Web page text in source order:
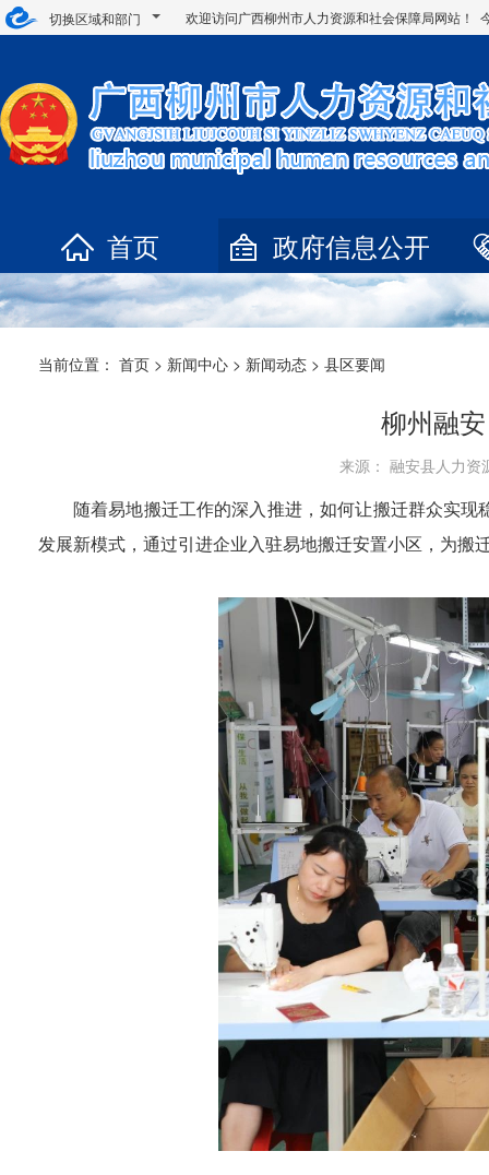
切换区域和部门 欢迎访问广西柳州市人力资源和社会保障局网站！
首页 政府信息公开
当前位置： 首页 > 新闻中心 > 新闻动态 > 县区要闻
柳州融
来源： 融安县人力
随着易地搬迁工作的深入推进，如何让搬迁群众实
发展新模式，通过引进企业入驻易地搬迁安置小区，为搬